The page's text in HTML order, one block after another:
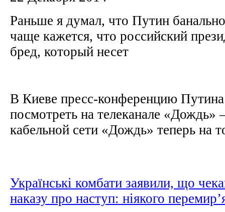
Раньше я думал, что Путин
чаще кажется, что российский
бред, который несет
В Киеве пресс-конференцию
посмотреть на телеканале «Дождь»
кабельной сети «Дождь» теперь на
Українські комбати заявили, що
наказу про наступ: ніякого